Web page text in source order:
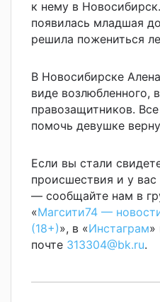
к нему в
появилась младшая
решила пожениться
В Новосибирске
виде возлюбленного,
правозащитников.
помочь девушке
Если вы стали
происшествия и у
— сообщайте нам в
«Магсити74 —
(18+)», в «Инстаграм»
почте 313304@bk.ru.